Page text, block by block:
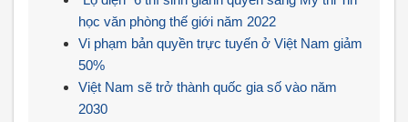
học văn phòng thế giới năm 2022
Vi phạm bản quyền trực tuyến ở Việt Nam giảm
50%
Việt Nam sẽ trở thành quốc gia số vào năm
2030